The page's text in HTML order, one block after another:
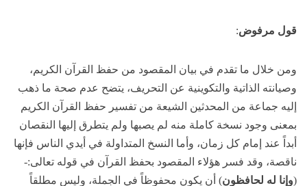
قول مرفوض:
ومن خلال ما تقدم في بيان المقصود من حفظ القرآن الكريم،
وصيانته الذاتية والتكوينية عن التحريف، يتضح عدم صحة ما ذهب
إليه جماعة من المحدثين الشيعة من تفسير حفظ القرآن الكريم
بمعنى وجود نسخة كاملة منه لم يصبها ولم يتطرق إليها النقصان
أبداً عند إمام كل زمان، وأما النسخ المتداولة في أيدي الناس فإنها
ناقصة، وقد فسر هؤلاء المقصود بحفظ القرآن في قوله تعالى:-
(وإنا له لحافظون) أن يكون محفوظاً في الجملة، وليس مطلقاً